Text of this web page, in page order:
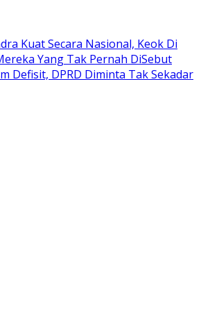
Kuat Secara Nasional, Keok Di
Yang Tak Pernah DiSebut
Defisit, DPRD Diminta Tak Sekadar